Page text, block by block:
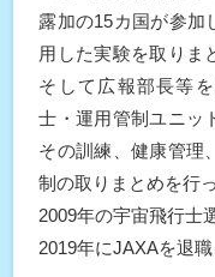
露加の15カ国が参加
用した実験を取りま
そして広報部長等
士・運用管制ユニッ
その訓練、健康管理
制の取りまとめを行っ
2009年の宇宙飛行士
2019年にJAXAを退職